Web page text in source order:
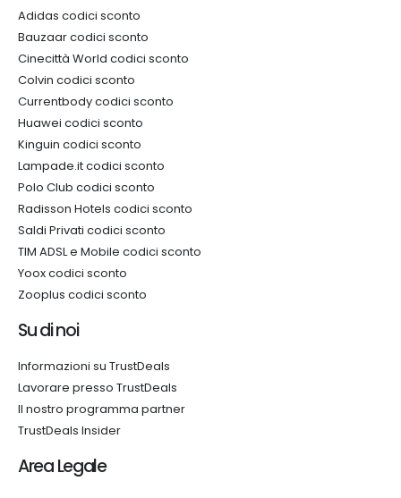
Adidas codici sconto
Bauzaar codici sconto
Cinecittà World codici sconto
Colvin codici sconto
Currentbody codici sconto
Huawei codici sconto
Kinguin codici sconto
Lampade.it codici sconto
Polo Club codici sconto
Radisson Hotels codici sconto
Saldi Privati codici sconto
TIM ADSL e Mobile codici sconto
Yoox codici sconto
Zooplus codici sconto
Su di noi
Informazioni su TrustDeals
Lavorare presso TrustDeals
Il nostro programma partner
TrustDeals Insider
Area Legale